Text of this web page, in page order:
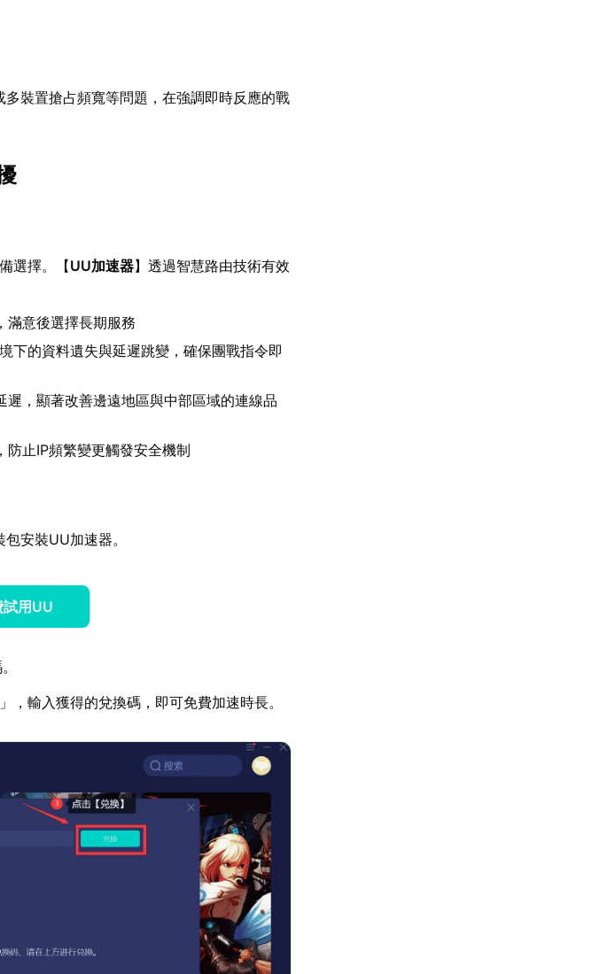
裝置搶占頻寬等問題，在強調即時反應的戰
選擇。【UU加速器】透過智慧路由技術有效
滿意後選擇長期服務
下的資料遺失與延遲跳變，確保團戰指令即
遲，顯著改善邊遠地區與中部區域的連線品
防止IP頻繁變更觸發安全機制
安裝UU加速器。
用UU
輸入獲得的兌換碼，即可免費加速時長。